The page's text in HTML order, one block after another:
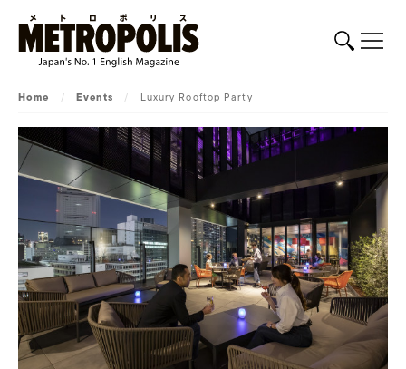
Home / Events / Luxury Rooftop Party